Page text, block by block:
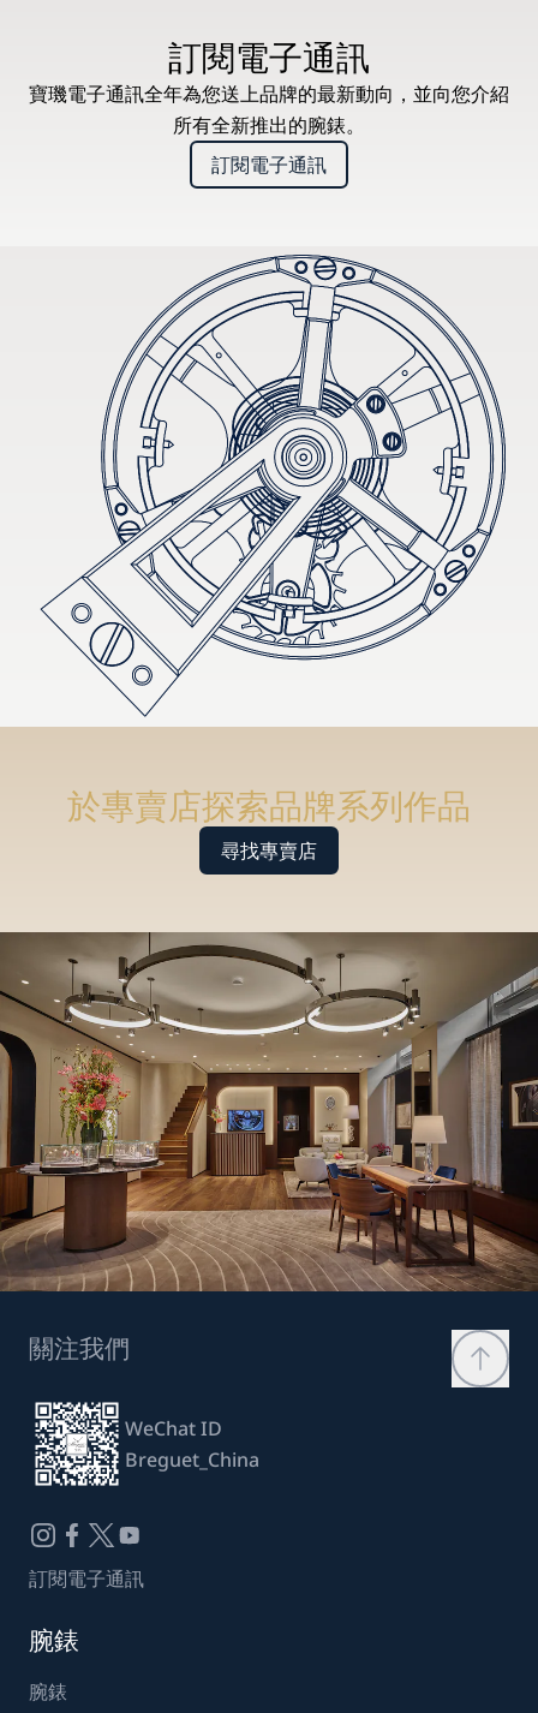
訂閱電子通訊
寶璣電子通訊全年為您送上品牌的最新動向，並向您介紹
所有全新推出的腕錶。
訂閱電子通訊
於專賣店探索品牌系列作品
尋找專賣店
關注我們
WeChat ID
Breguet_China
訂閱電子通訊
腕錶
腕錶